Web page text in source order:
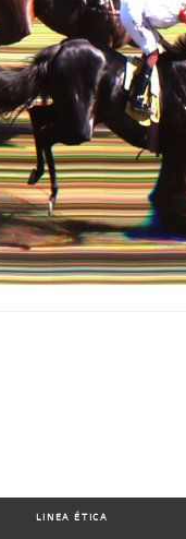
LINEA ÉTICA